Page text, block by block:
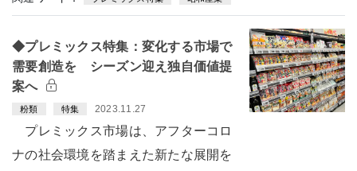
◆プレミックス特集：変化する市場で
需要創造を シーズン迎え独自価値提
案へ
粉類 特集 2023.11.27
プレミックス市場は、アフターコロ
ナの社会環境を踏まえた新たな展開を